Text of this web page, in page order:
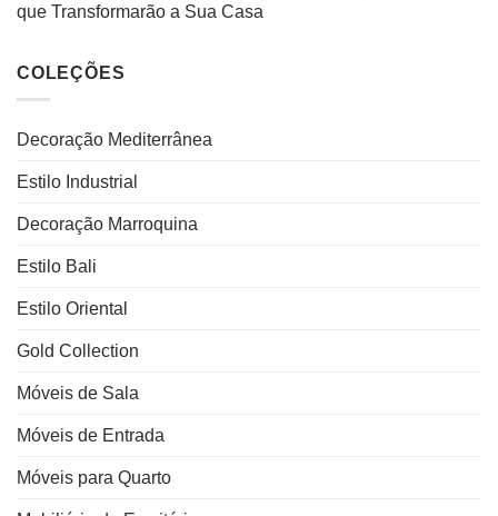
que Transformarão a Sua Casa
COLEÇÕES
Decoração Mediterrânea
Estilo Industrial
Decoração Marroquina
Estilo Bali
Estilo Oriental
Gold Collection
Móveis de Sala
Móveis de Entrada
Móveis para Quarto